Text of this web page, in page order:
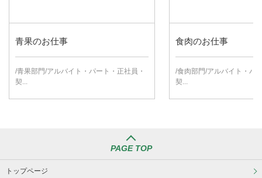
青果のお仕事
/青果部門/アルバイト・パート・正社員・
契...
食肉のお仕事
/食肉部門/アルバイト・パ
契...
PAGE TOP
トップページ